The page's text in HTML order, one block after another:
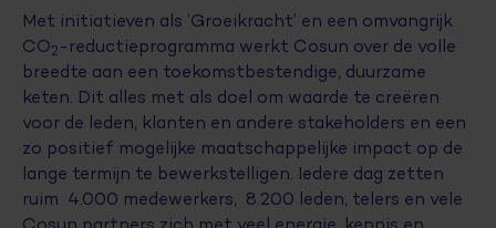
Met initiatieven als ‘Groeikracht’ en een omvangrijk
CO2 -reductieprogramma werkt Cosun over de volle
breedte aan een toekomstbestendige, duurzame
keten. Dit alles met als doel om waarde te creëren
voor de leden, klanten en andere stakeholders en een
zo positief mogelijke maatschappelijke impact op de
lange termijn te bewerkstelligen. Iedere dag zetten
ruim 4.000 medewerkers, 8.200 leden, telers en vele